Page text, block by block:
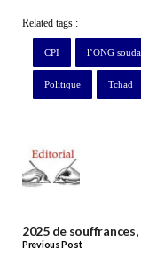
Related tags :
CPI l’ONG
Politique Tchad
2025 de
Previous Post